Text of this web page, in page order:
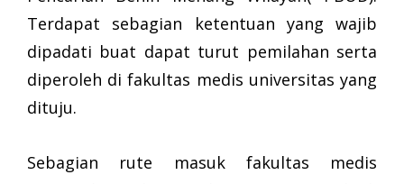
Terdapat sebagian ketentuan yang wajib
dipadati buat dapat turut pemilahan serta
diperoleh di fakultas medis universitas yang
dituju.
Sebagian rute masuk fakultas medis